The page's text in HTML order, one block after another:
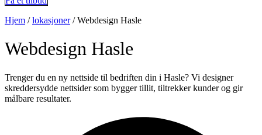
Hjem /lokasjoner/Webdesign Hasle
Webdesign Hasle
Trenger du en ny nettside til bedriften din i Hasle? Vi designer
skreddersydde nettsider som bygger tillit, tiltrekker kunder og gir
målbare resultater.